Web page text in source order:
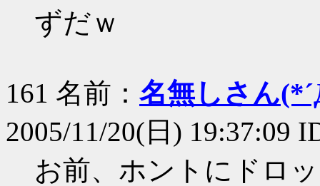
ずだｗ
161 名前： 名無しさん
2005/11/20(日) 19:37:09
お前、ホントにドロ